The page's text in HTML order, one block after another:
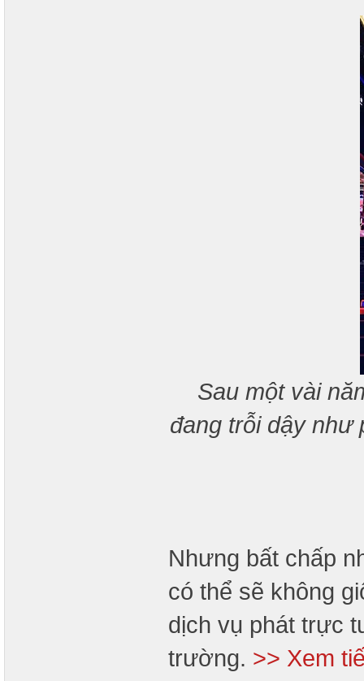
Sau một vài
đang trỗi dậy như
Nhưng bất chấp
có thể sẽ không
dịch vụ phát trực
trường. >> Xem